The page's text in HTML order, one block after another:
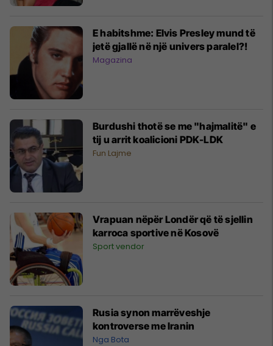
E habitshme: Elvis Presley mund të
jetë gjallë në një univers paralel?!
Magazina
Burdushi thotë se me "hajmalitë" e
tij u arrit koalicioni PDK-LDK
Fun Lajme
Vrapuan nëpër Londër që të sjellin
karroca sportive në Kosovë
Sport vendor
Rusia synon marrëveshje
kontroverse me Iranin
Nga Bota